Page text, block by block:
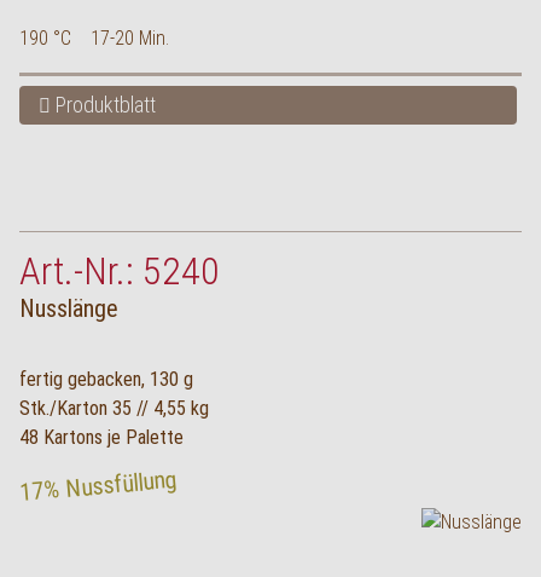
190 °C 17-20 Min.
Produktblatt
Art.-Nr.: 5240
Nusslänge
fertig gebacken, 130 g
Stk./Karton 35 // 4,55 kg
48 Kartons je Palette
17% Nussfüllung